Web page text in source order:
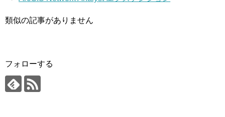
類似の記事がありません
フォローする